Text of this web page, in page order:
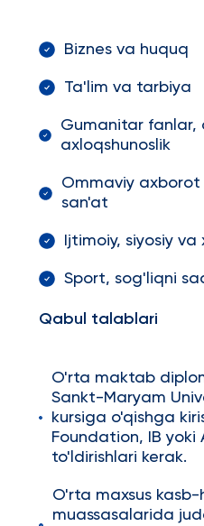
Biznes va huquq
Ta'lim va tarbiya
Gumanitar fanlar,
axloqshunoslik
Ommaviy
san'at
Ijtimoiy, siyosiy
Sport, sog'liqni
Qabul talablari
O'rta maktab
Sankt-Maryam
kursiga o'qishga
Foundation, IB yoki
to'ldirishlari kerak.
O'rta maxsus
muassasalarida